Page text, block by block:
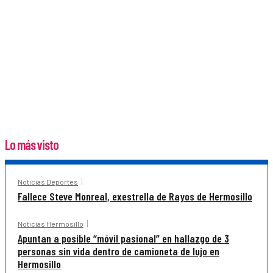
Lo más visto
Noticias Deportes
Fallece Steve Monreal, exestrella de Rayos de Hermosillo
Noticias Hermosillo
Apuntan a posible “móvil pasional” en hallazgo de 3
personas sin vida dentro de camioneta de lujo en
Hermosillo